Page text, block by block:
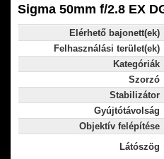
Sigma 50mm f/2.8 EX
Elérhető bajonett(ek)
Felhasználási terület(ek)
Kategóriák
Szorzó
Stabilizátor
Gyújtótávolság
Objektív felépítése
Látószög